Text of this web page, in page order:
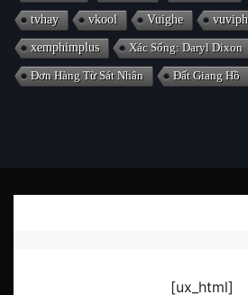
tvhay vkool Vuighe
xemphimplus Xác Sống: Daryl Dixon
Đơn Hàng Từ Sát Nhân Đất Giang Hồ